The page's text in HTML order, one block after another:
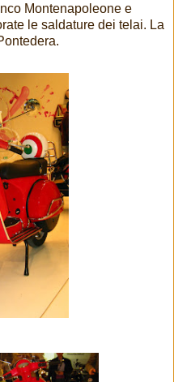
Montenapoleone e
le saldature dei telai. La